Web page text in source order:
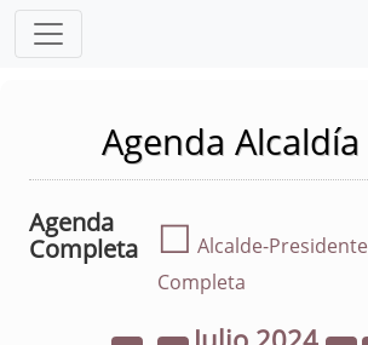
Agenda Alcaldía
Agenda
Completa
☐ Alcalde-Presidente
Completa